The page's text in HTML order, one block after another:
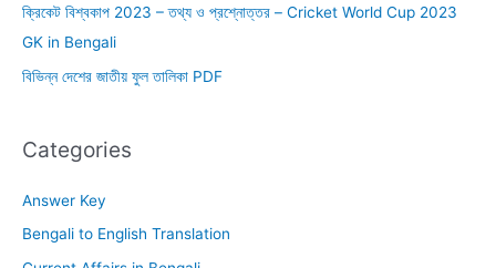
ক্রিকেট বিশ্বকাপ 2023 – তথ্য ও প্রশ্নোত্তর – Cricket World Cup 2023
GK in Bengali
বিভিন্ন দেশের জাতীয় ফুল তালিকা PDF
Categories
Answer Key
Bengali to English Translation